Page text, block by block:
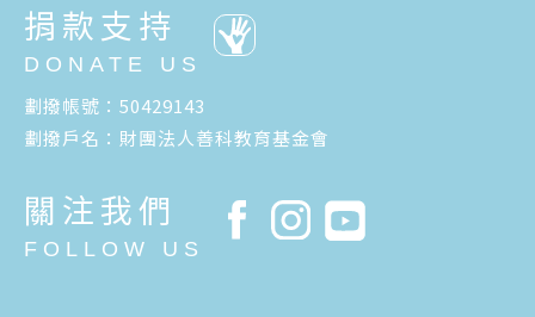
捐款支持
DONATE US
劃撥帳號：50429143
劃撥戶名：財團法人善科教育基金會
關注我們
FOLLOW US